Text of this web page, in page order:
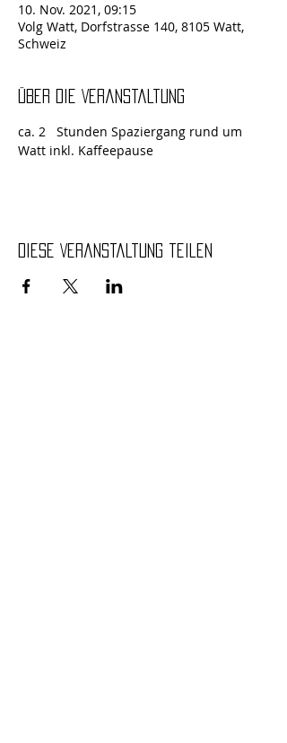
10. Nov. 2021, 09:15
Volg Watt, Dorfstrasse 140, 8105 Watt,
Schweiz
Über die Veranstaltung
ca. 2   Stunden Spaziergang rund um
Watt inkl. Kaffeepause
Diese Veranstaltung teilen